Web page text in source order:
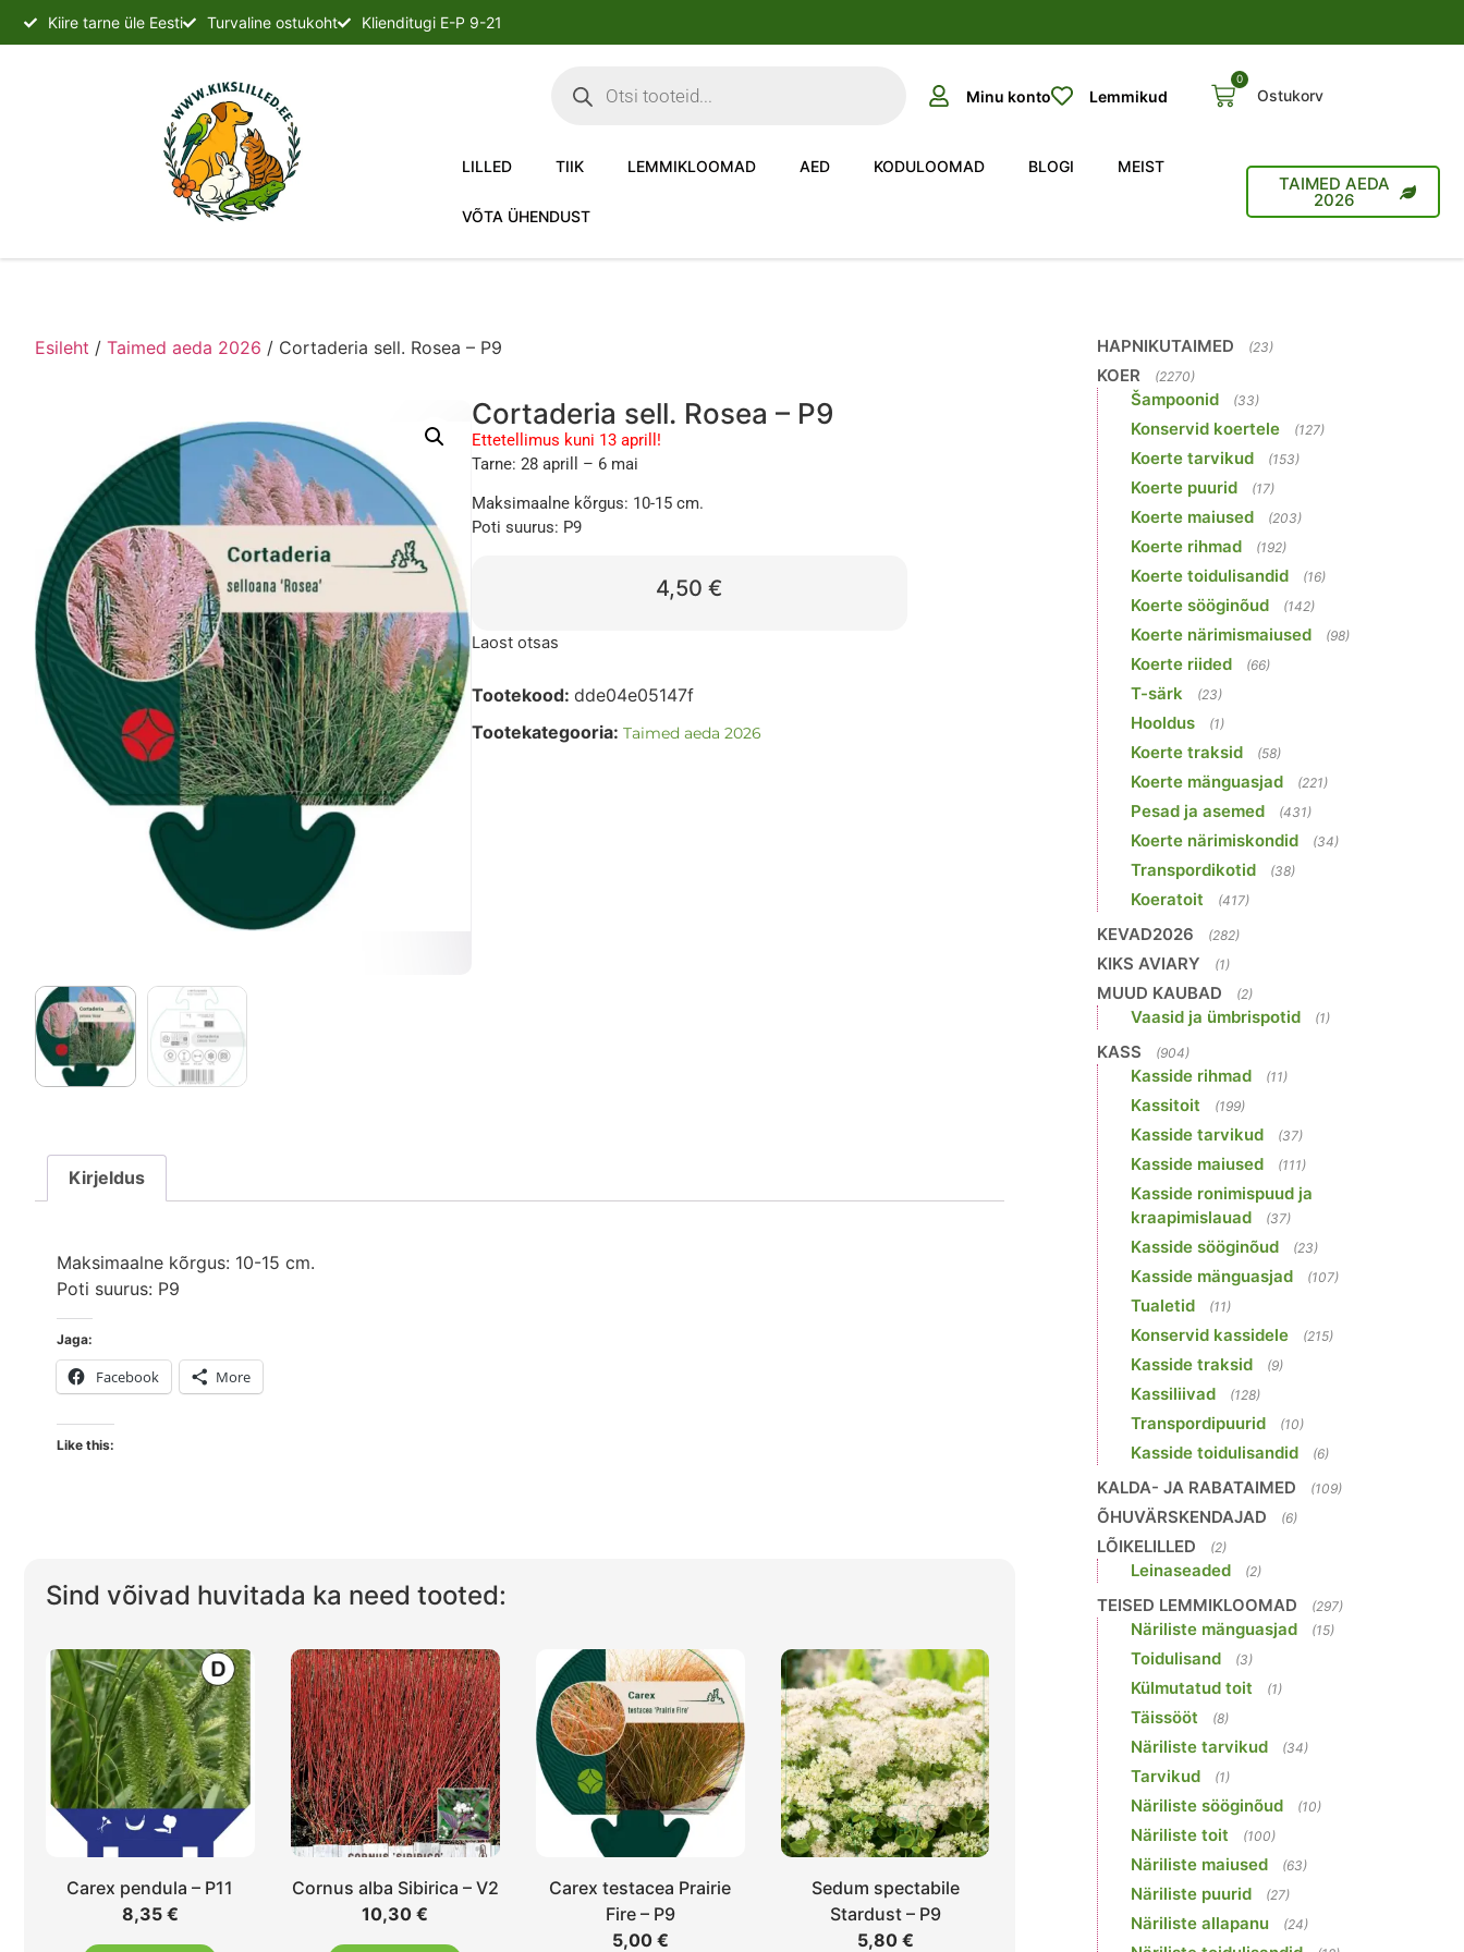
Kiire tarne üle Eesti Turvaline ostukoht Klienditugi E-P 9-21
Minu konto Lemmikud
0
Ostukorv
LILLED TIIK LEMMIKLOOMAD AED KODULOOMAD BLOGI MEIST
VÕTA ÜHENDUST
TAIMED AEDA
2026
Esileht / Taimed aeda 2026 / Cortaderia sell. Rosea – P9
Cortaderia sell. Rosea – P9
Ettetellimus kuni 13 aprill!
Tarne: 28 aprill – 6 mai
Maksimaalne kõrgus: 10-15 cm.
Poti suurus: P9
4,50€
Laost otsas
Tootekood: dde04e05147f
Tootekategooria: Taimed aeda 2026
Kirjeldus
Maksimaalne kõrgus: 10-15 cm.
Poti suurus: P9
Jaga:
Facebook More
Like this:
Sind võivad huvitada ka need tooted:
Carex pendula – P11
8,35 €
Cornus alba Sibirica – V2
10,30€
Carex testacea Prairie
Fire – P9
5,00 €
Sedum spectabile
Stardust – P9
5,80 €
HAPNIKUTAIMED (23)
KOER (2270)
Šampoonid (33)
Konservid koertele (127)
Koerte tarvikud (153)
Koerte puurid (17)
Koerte maiused (203)
Koerte rihmad (192)
Koerte toidulisandid (16)
Koerte sööginõud (142)
Koerte närimismaiused (98)
Koerte riided (66)
T-särk (23)
Hooldus (1)
Koerte traksid (58)
Koerte mänguasjad (221)
Pesad ja asemed (431)
Koerte närimiskondid (34)
Transpordikotid (38)
Koeratoit (417)
KEVAD2026 (282)
KIKS AVIARY (1)
MUUD KAUBAD (2)
Vaasid ja ümbrispotid (1)
KASS (904)
Kasside rihmad (11)
Kassitoit (199)
Kasside tarvikud (37)
Kasside maiused (111)
Kasside ronimispuud ja
kraapimislauad
(37)
Kasside sööginõud (23)
Kasside mänguasjad (107)
Tualetid (11)
Konservid kassidele (215)
Kasside traksid (9)
Kassiliivad (128)
Transpordipuurid (10)
Kasside toidulisandid (6)
KALDA- JA RABATAIMED (109)
ÕHUVÄRSKENDAJAD (6)
LÕIKELILLED (2)
Leinaseaded (2)
TEISED LEMMIKLOOMAD (297)
Näriliste mänguasjad (15)
Toidulisand (3)
Külmutatud toit (1)
Täissööt (8)
Näriliste tarvikud (34)
Tarvikud (1)
Näriliste sööginõud (10)
Näriliste toit (100)
Näriliste maiused (63)
Näriliste puurid (27)
Näriliste allapanu (24)